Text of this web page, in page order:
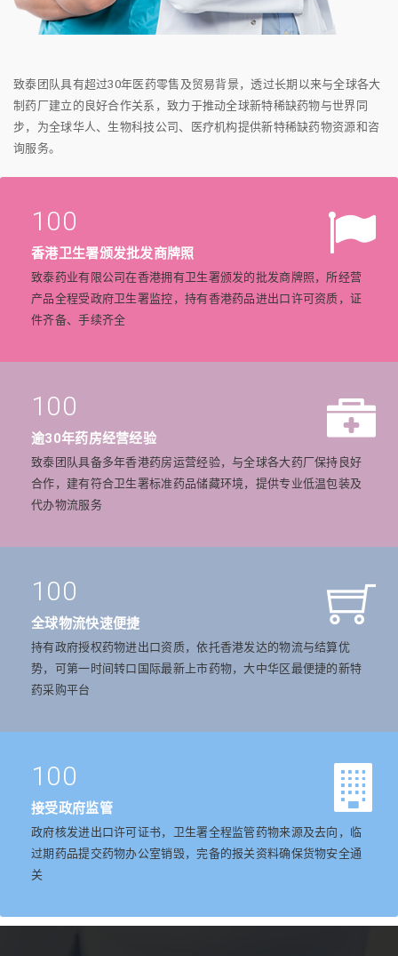
致泰团队具有超过30年医药零售及贸易背景，透过长期以来与全球各大
制药厂建立的良好合作关系，致力于推动全球新特稀缺药物与世界同
步，为全球华人、生物科技公司、医疗机构提供新特稀缺药物资源和咨
询服务。
100
香港卫生署颁发批发商牌照
致泰药业有限公司在香港拥有卫生署颁发的批发商牌照，所经营
产品全程受政府卫生署监控，持有香港药品进出口许可资质，证
件齐备、手续齐全
100
逾30年药房经营经验
致泰团队具备多年香港药房运营经验，与全球各大药厂保持良好
合作，建有符合卫生署标准药品储藏环境，提供专业低温包装及
代办物流服务
100
全球物流快速便捷
持有政府授权药物进出口资质，依托香港发达的物流与结算优
势，可第一时间转口国际最新上市药物，大中华区最便捷的新特
药采购平台
100
接受政府监管
政府核发进出口许可证书，卫生署全程监管药物来源及去向，临
过期药品提交药物办公室销毁，完备的报关资料确保货物安全通
关